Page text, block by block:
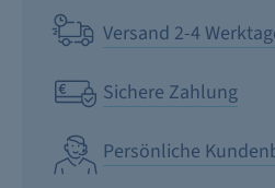
Versand 2-4
Sichere Zahlung
Persönliche